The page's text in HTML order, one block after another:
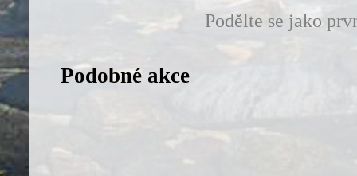
Podělte se jako
Podobné akce